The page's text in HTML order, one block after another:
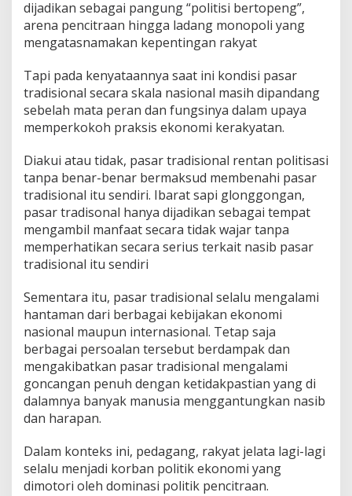
a
n
dijadikan sebagai pangung “politisi bertopeng”,
arena pencitraan hingga ladang monopoli yang
mengatasnamakan kepentingan rakyat
Tapi pada kenyataannya saat ini kondisi pasar
tradisional secara skala nasional masih dipandang
sebelah mata peran dan fungsinya dalam upaya
memperkokoh praksis ekonomi kerakyatan.
Diakui atau tidak, pasar tradisional rentan politisasi
tanpa benar-benar bermaksud membenahi pasar
tradisional itu sendiri. Ibarat sapi glonggongan,
pasar tradisonal hanya dijadikan sebagai tempat
mengambil manfaat secara tidak wajar tanpa
memperhatikan secara serius terkait nasib pasar
tradisional itu sendiri
Sementara itu, pasar tradisional selalu mengalami
hantaman dari berbagai kebijakan ekonomi
nasional maupun internasional. Tetap saja
berbagai persoalan tersebut berdampak dan
mengakibatkan pasar tradisional mengalami
goncangan penuh dengan ketidakpastian yang di
dalamnya banyak manusia menggantungkan nasib
dan harapan.
Dalam konteks ini, pedagang, rakyat jelata lagi-lagi
selalu menjadi korban politik ekonomi yang
dimotori oleh dominasi politik pencitraan.